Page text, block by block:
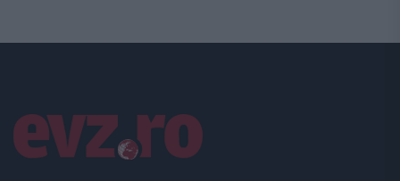
Linkuri utile